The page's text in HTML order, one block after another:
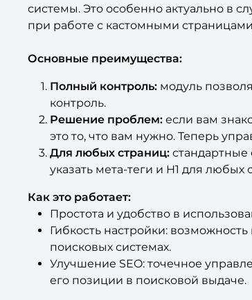
системы. Это особенно актуально в
при работе с кастомными
Основные преимущества:
Полный контроль: модуль
контроль.
Решение проблем: если вам
это то, что вам нужно. Теперь
Для любых страниц: стандартные
указать мета-теги и H1 для
Как это работает:
Простота и удобство в
Гибкость настройки:
поисковых системах.
Улучшение SEO: точечное
его позиции в поисковой выдаче.